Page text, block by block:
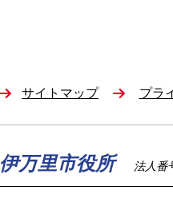
サイトマップ プラ
伊万里市役所 法人